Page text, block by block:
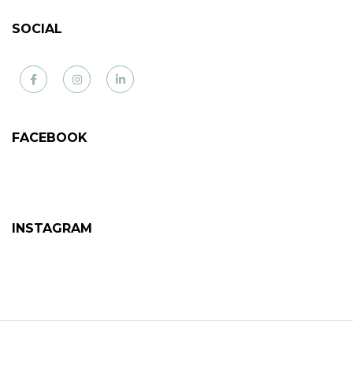
SOCIAL
Facebook Instagram LinkedIn
FACEBOOK
INSTAGRAM